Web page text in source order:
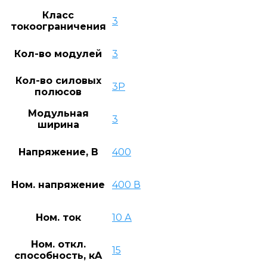
Класс
токоограничения 3
Кол-во модулей 3
Кол-во силовых
полюсов
3P
Модульная
ширина
3
Напряжение, В 400
Ном. напряжение 400 В
Ном. ток 10 А
Ном. откл.
способность, кA
15